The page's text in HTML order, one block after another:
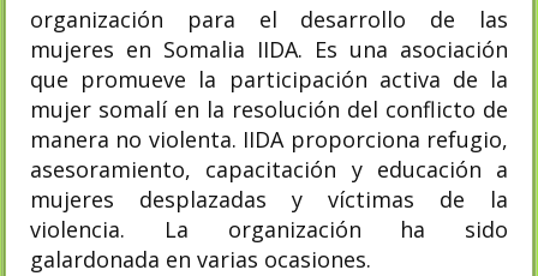
organización para el desarrollo de las
mujeres en Somalia IIDA. Es una asociación
que promueve la participación activa de la
mujer somalí en la resolución del conflicto de
manera no violenta. IIDA proporciona refugio,
asesoramiento, capacitación y educación a
mujeres desplazadas y víctimas de la
violencia. La organización ha sido
galardonada en varias ocasiones.